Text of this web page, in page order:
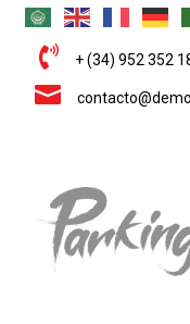
 + (34) 952 352
